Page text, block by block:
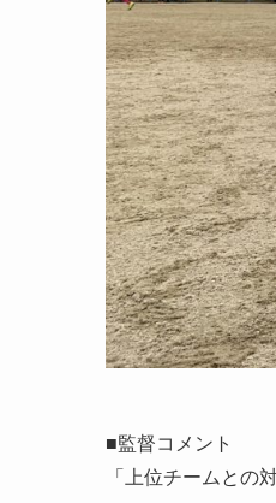
■監督コメント
「上位チームと